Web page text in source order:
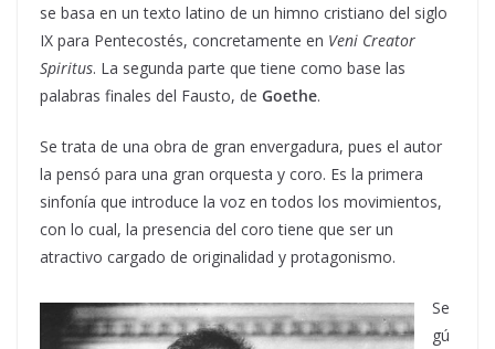
se basa en un texto latino de un himno cristiano del siglo
IX para Pentecostés, concretamente en Veni Creator
Spiritus. La segunda parte que tiene como base las
palabras finales del Fausto, de Goethe.
Se trata de una obra de gran envergadura, pues el autor
la pensó para una gran orquesta y coro. Es la primera
sinfonía que introduce la voz en todos los movimientos,
con lo cual, la presencia del coro tiene que ser un
atractivo cargado de originalidad y protagonismo.
Se
gú